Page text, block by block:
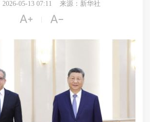
2026-05-13 07:11 来源：新华社
 